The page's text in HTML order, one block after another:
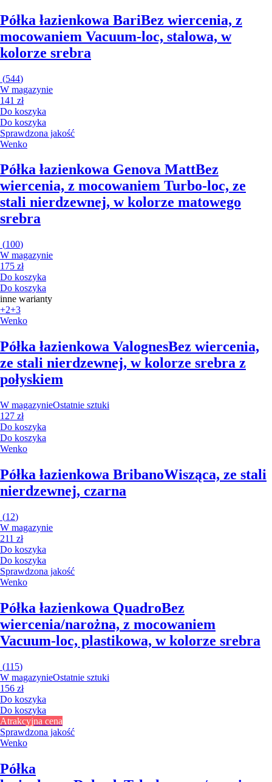
Półka łazienkowa BariBez wiercenia, z
mocowaniem Vacuum-loc, stalowa, w
kolorze srebra
(544)
W magazynie
141 zł
Do koszyka
Do koszyka
Sprawdzona jakość
Wenko
Półka łazienkowa Genova MattBez
wiercenia, z mocowaniem Turbo-loc, ze
stali nierdzewnej, w kolorze matowego
srebra
(100)
W magazynie
175 zł
Do koszyka
Do koszyka
inne warianty
+2+3
Wenko
Półka łazienkowa ValognesBez wiercenia,
ze stali nierdzewnej, w kolorze srebra z
połyskiem
W magazynieOstatnie sztuki
127 zł
Do koszyka
Do koszyka
Wenko
Półka łazienkowa BribanoWisząca, ze stali
nierdzewnej, czarna
(12)
W magazynie
211 zł
Do koszyka
Do koszyka
Sprawdzona jakość
Wenko
Półka łazienkowa QuadroBez
wiercenia/narożna, z mocowaniem
Vacuum-loc, plastikowa, w kolorze srebra
(115)
W magazynieOstatnie sztuki
156 zł
Do koszyka
Do koszyka
Atrakcyjna cena
Sprawdzona jakość
Wenko
Półka